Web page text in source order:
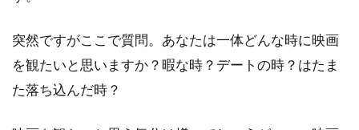
スコット・バドニック
スコット・ヒックス
スコット・ムーア
スコット・リーヴス
スコット・ルーディン
突然ですがここで質問。あなたは一体どんな時に映画
を観たいと思いますか？暇な時？デートの時？はたま
た落ち込んだ時？